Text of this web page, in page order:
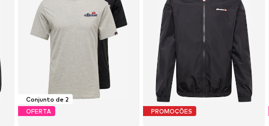
Conjunto de 2
OFERTA
PROMOÇÕES